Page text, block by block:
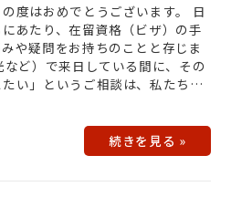
度はおめでとうございます。 日
あたり、在留資格（ビザ）の手
や疑問をお持ちのことと存じま
ど）で来日している間に、その
い」というご相談は、私たち行